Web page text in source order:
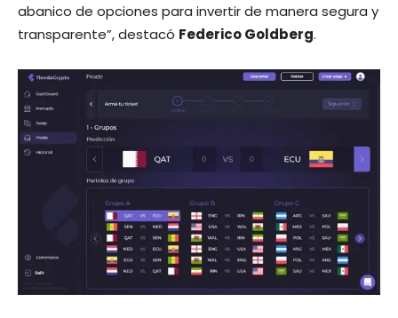
abanico de opciones para invertir de manera segura y
transparente”, destacó Federico Goldberg.